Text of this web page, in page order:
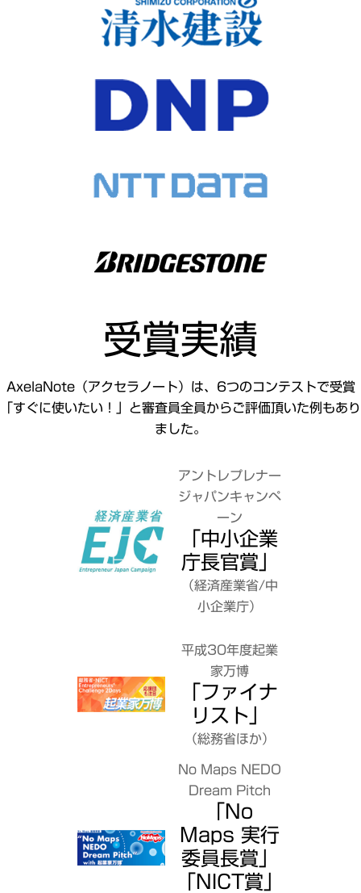
受賞実績
AxelaNote（アクセラノート）は、6つのコンテストで受賞
「すぐに使いたい！」と審査員全員からご評価頂いた例もあり
ました。
アントレプレナー
ジャパンキャンペ
ーン
「中小企業
庁長官賞」
（経済産業省/中
小企業庁）
平成30年度起業
家万博
「ファイナ
リスト」
（総務省ほか）
No Maps NEDO
Dream Pitch
「No
Maps 実行
委員長賞」
「NICT賞」